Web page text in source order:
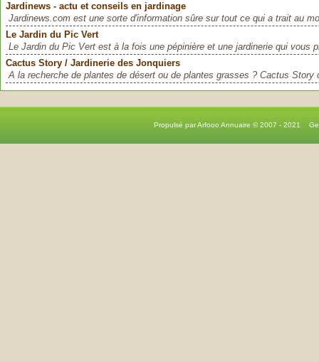
Jardinews - actu et conseils en jardinage
Jardinews.com est une sorte d'information sûre sur tout ce qui a trait au
Le Jardin du Pic Vert
Le Jardin du Pic Vert est à la fois une pépinière et une jardinerie qui vous
Cactus Story / Jardinerie des Jonquiers
A la recherche de plantes de désert ou de plantes grasses ? Cactus Story
Propulsé par Arfooo Annuaire © 2007 - 2021